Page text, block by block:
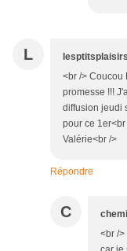
L
<br /> Coucou
promesse !!!
diffusion jeudi
pour ce
Valérie<br />
Répondre
C
<br />